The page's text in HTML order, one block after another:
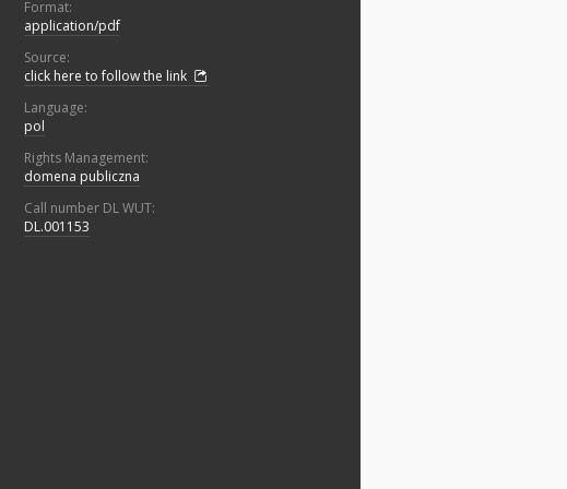
Format:
application/pdf
Source:
click here to follow the link
Language:
pol
Rights Management:
domena publiczna
Call number DL WUT:
DL.001153